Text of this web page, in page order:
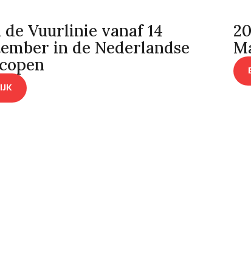
de Vuurlinie vanaf 14
in de Nederlandse